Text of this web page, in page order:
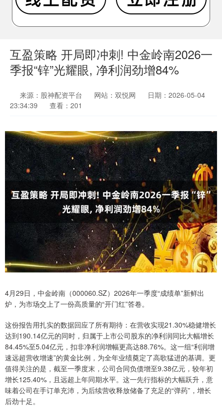
互盈策略 开局即冲刺! 中金岭南2026一
季报“锌”光耀眼, 净利润劲增84%
来源：股神配资平台 网站：双悦网
日期：2026-05-04
23:34:39
查看：201
4月29日，中金岭南（000060.SZ）2026年一季度“成绩单”新鲜出
炉，为市场交上了一份高质量的“开门红”答卷。
这份报告用扎实的数据回应了所有期待：在营收实现21.30%稳健增长
达到190.14亿元的同时，归属于上市公司股东的净利润同比大幅增长
84.45%至5.04亿元，扣非净利润增幅更高达88.76%。这一组“利润增
速远超营收增速”的黄金比例，为全年业绩奠定了高歌猛进的基调。更
值得关注的是，截至一季度末，公司合同负债增至9.38亿元，较年初
增长125.40%，且远超上年同期水平。这一先行指标的大幅跃升，意
味着公司在手订单充沛，为后续营收释放储备了充足的“弹药”，增长
后劲十足。